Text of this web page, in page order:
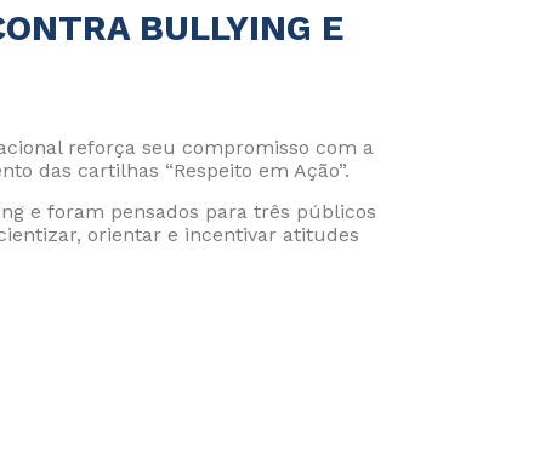
BULLYING E
reforça seu compromisso com a
das cartilhas “Respeito em Ação”.
e foram pensados para três públicos
orientar e incentivar atitudes